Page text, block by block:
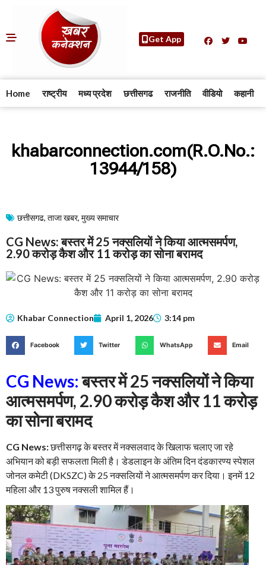
Get App
Home राष्ट्रीय मध्य प्रदेश छत्तीसगढ राजनीति वीडियो कहानी
khabarconnection.com(R.O.No.:
13944/158)
छत्तीसगढ, ताजा खबर, मुख्य समाचार​
CG News: बस्तर में 25 नक्सलियों ने किया आत्मसमर्पण,
2.90 करोड़ कैश और 11 करोड़ का सोना बरामद
Khabar Connection April 1, 2026 3:14 pm
Facebook Twitter WhatsApp Email
CG News:बस्तर में 25 नक्सलियों ने किया
आत्मसमर्पण, 2.90 करोड़ कैश और 11 करोड़
का सोना बरामद
CG News:छत्तीसगढ़ के बस्तर में नक्सलवाद के खिलाफ चलाए जा रहे
अभियान को बड़ी सफलता मिली है। डेडलाइन के अंतिम दिन दंडकारण्य स्पेशल
जोनल कमेटी (DKSZC) के 25 नक्सलियों ने आत्मसमर्पण कर दिया। इनमें 12
महिला और 13 पुरुष नक्सली शामिल हैं।